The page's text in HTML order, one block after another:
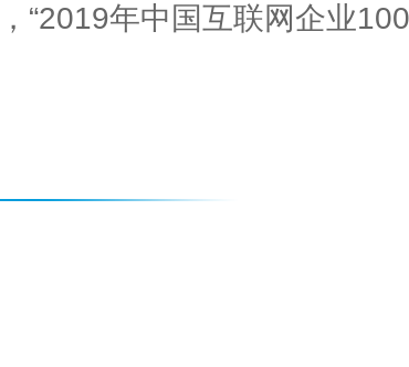
年中国互联网企业100